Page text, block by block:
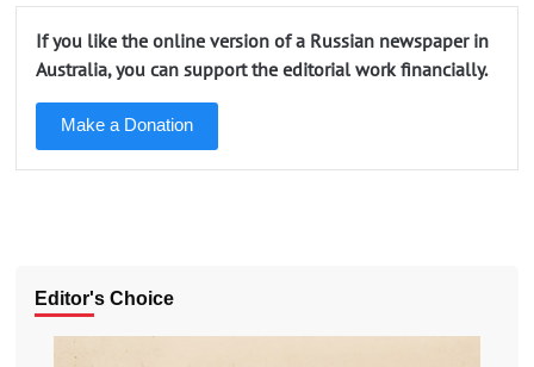
If you like the online version of a Russian newspaper in
Australia, you can support the editorial work financially.
Make a Donation
Editor's Choice